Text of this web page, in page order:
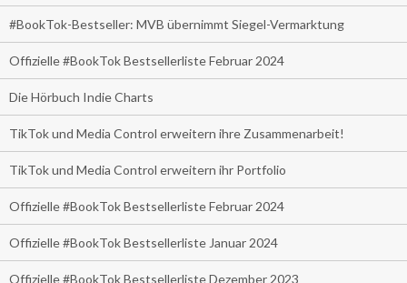
#BookTok-Bestseller: MVB übernimmt Siegel-Vermarktung
Offizielle #BookTok Bestsellerliste Februar 2024
Die Hörbuch Indie Charts
TikTok und Media Control erweitern ihre Zusammenarbeit!
TikTok und Media Control erweitern ihr Portfolio
Offizielle #BookTok Bestsellerliste Februar 2024
Offizielle #BookTok Bestsellerliste Januar 2024
Offizielle #BookTok Bestsellerliste Dezember 2023